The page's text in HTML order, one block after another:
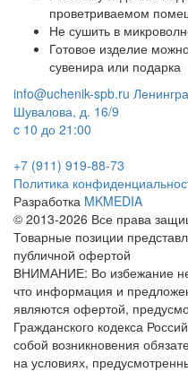
проветриваемом
Не сушить в
Готовое изделие
сувенира или подарка
info@uchenik-spb.ru
Шувалова, д. 16/9
c 10 до 21:00
+7 (911) 919-88-73
Политика
Разработка MKMEDIA
© 2013-2026 Все права
Товарные позиции
публичной офертой
ВНИМАНИЕ: Во избежание
что информация и
являются офертой,
Гражданского кодекса
собой возникновения
на условиях,